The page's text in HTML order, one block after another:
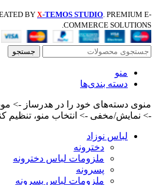
BY X-TEMOS STUDIO. PREMIUM E-
COMMERCE SOLUTIONS.
جستجو
منو
دسته بندی‌ها
منوی دسته‌های خود را در هدرساز ->
-> نمایش/مخفی -> انتخاب منو، تنظیم
لباس نوزاد
دخترونه
ملزومات لباس دخترونه
پسرونه
ملزومات لباس پسرونه